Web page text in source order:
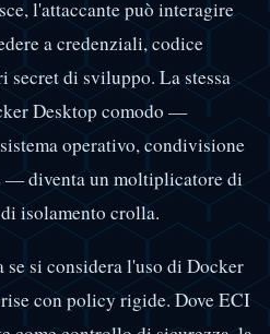
l'attaccante può interagire
a credenziali, codice
secret di sviluppo. La stessa
Desktop comodo —
operativo, condivisione
diventa un moltiplicatore di
isolamento crolla.
si considera l'uso di Docker
con policy rigide. Dove ECI